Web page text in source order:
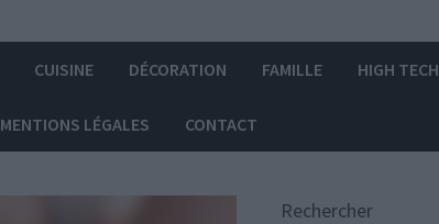
CUISINE DÉCORATION FAMILLE HIGH TECH
MENTIONS LÉGALES CONTACT
Rechercher